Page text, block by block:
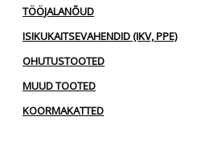
TÖÖJALANÕUD
ISIKUKAITSEVAHENDID (IKV, PPE)
OHUTUSTOOTED
MUUD TOOTED
KOORMAKATTED